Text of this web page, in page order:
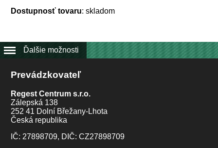
Dostupnosť tovaru: skladom
Ďalšie možnosti
Prevádzkovateľ
Regest Centrum s.r.o.
Zálepská 138
252 41 Dolní Břežany-Lhota
Česká republika
IČ: 27898709, DIČ: CZ27898709